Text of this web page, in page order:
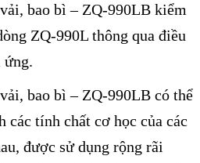
bao bì – ZQ-990LB kiểm
ZQ-990L thông qua điều
ứng.
bao bì – ZQ-990LB có thể
các tính chất cơ học của các
được sử dụng rộng rãi